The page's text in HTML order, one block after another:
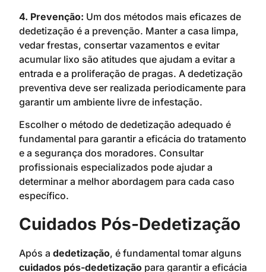
4. Prevenção: Um dos métodos mais eficazes de
dedetização é a prevenção. Manter a casa limpa,
vedar frestas, consertar vazamentos e evitar
acumular lixo são atitudes que ajudam a evitar a
entrada e a proliferação de pragas. A dedetização
preventiva deve ser realizada periodicamente para
garantir um ambiente livre de infestação.
Escolher o método de dedetização adequado é
fundamental para garantir a eficácia do tratamento
e a segurança dos moradores. Consultar
profissionais especializados pode ajudar a
determinar a melhor abordagem para cada caso
específico.
Cuidados Pós-Dedetização
Após a dedetização, é fundamental tomar alguns
cuidados pós-dedetização para garantir a eficácia